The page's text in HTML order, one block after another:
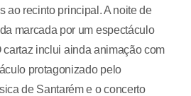
ao recinto principal. A noite de
marcada por um espectáculo
cartaz inclui ainda animação com
protagonizado pelo
de Santarém e o concerto